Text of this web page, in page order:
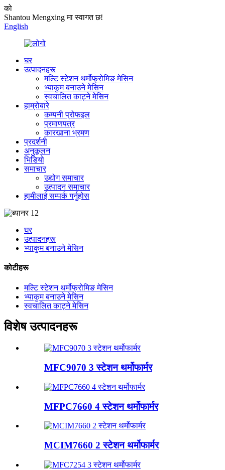
को
Shantou Mengxing मा स्वागत छ!
English
घर
उत्पादनहरू
मल्टि स्टेशन थर्मोफ्रोमिङ मेसिन
भ्याकुम बनाउने मेसिन
स्वचालित काट्ने मेसिन
हाम्रोबारे
कम्पनी प्रोफइल
प्रमाणपत्र
कारखाना भ्रमण
प्रदर्शनी
अनुकूलन
भिडियो
समाचार
उद्योग समाचार
उत्पादन समाचार
हामीलाई सम्पर्क गर्नुहोस
घर
उत्पादनहरू
भ्याकुम बनाउने मेसिन
कोटीहरू
मल्टि स्टेशन थर्मोफ्रोमिङ मेसिन
भ्याकुम बनाउने मेसिन
स्वचालित काट्ने मेसिन
विशेष उत्पादनहरू
MFC9070 3 स्टेशन थर्मोफार्मर
MFPC7660 4 स्टेशन थर्मोफार्मर
MCIM7660 2 स्टेशन थर्मोफार्मर